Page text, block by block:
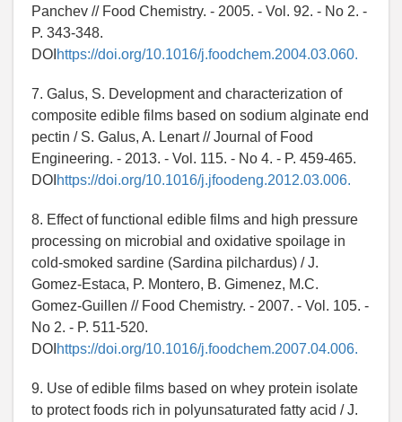
Panchev // Food Chemistry. - 2005. - Vol. 92. - No 2. -
P. 343-348.
DOI https://doi.org/10.1016/j.foodchem.2004.03.060.
7. Galus, S. Development and characterization of
composite edible films based on sodium alginate end
pectin / S. Galus, A. Lenart // Journal of Food
Engineering. - 2013. - Vol. 115. - No 4. - P. 459-465.
DOI https://doi.org/10.1016/j.jfoodeng.2012.03.006.
8. Effect of functional edible films and high pressure
processing on microbial and oxidative spoilage in
cold-smoked sardine (Sardina pilchardus) / J.
Gomez-Estaca, P. Montero, B. Gimenez, M.C.
Gomez-Guillen // Food Chemistry. - 2007. - Vol. 105. -
No 2. - P. 511-520.
DOI https://doi.org/10.1016/j.foodchem.2007.04.006.
9. Use of edible films based on whey protein isolate
to protect foods rich in polyunsaturated fatty acid / J.